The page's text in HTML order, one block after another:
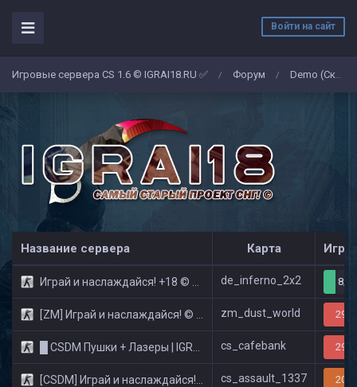
Войти на сайт
Игровые сервера CS 1.6 © IGRAI18.RU ✅ / Форум / Demo (Скриншоты)
Название сервера Карта
Играй и наслаждайся! +18 © Public de_inferno_2x2 8/
[ZM] Играй и наслаждайся! © Zombie Show zm_dust_world 29/
█ CSDM Пушки + Лазеры | IGRAI18.RU ツ █ cs_cafebank 29/
[CSDM] Играй и наслаждайся! © Classic cs_assault_1337 20/